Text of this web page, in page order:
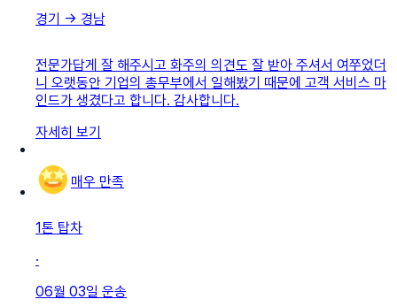
경기 → 경남
전문가답게 잘 해주시고 화주의 의견도 잘 받아 주셔서 여쭈었더
니 오랫동안 기업의 총무부에서 일해봤기 때문에 고객 서비스 마
인드가 생겼다고 합니다. 감사합니다.
자세히 보기
매우 만족
1톤 탑차
·
06월 03일 운송